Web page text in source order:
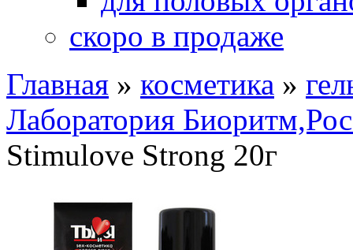
скоро в продаже
Главная » косметика »
Лаборатория
Stimulove Strong 20г